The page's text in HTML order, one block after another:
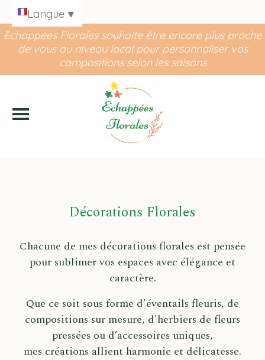
Echappées Florales souhaite être encore plus proche
de vous au niveau local pour personnaliser vos
compositions selon les saisons
Décorations Florales
Chacune de mes décorations florales est pensée
pour sublimer vos espaces avec élégance et
caractère.
Que ce soit sous forme d'éventails fleuris, de
compositions sur mesure, d'herbiers de fleurs
pressées ou d’accessoires uniques,
mes créations allient harmonie et délicatesse.
Langue ▼